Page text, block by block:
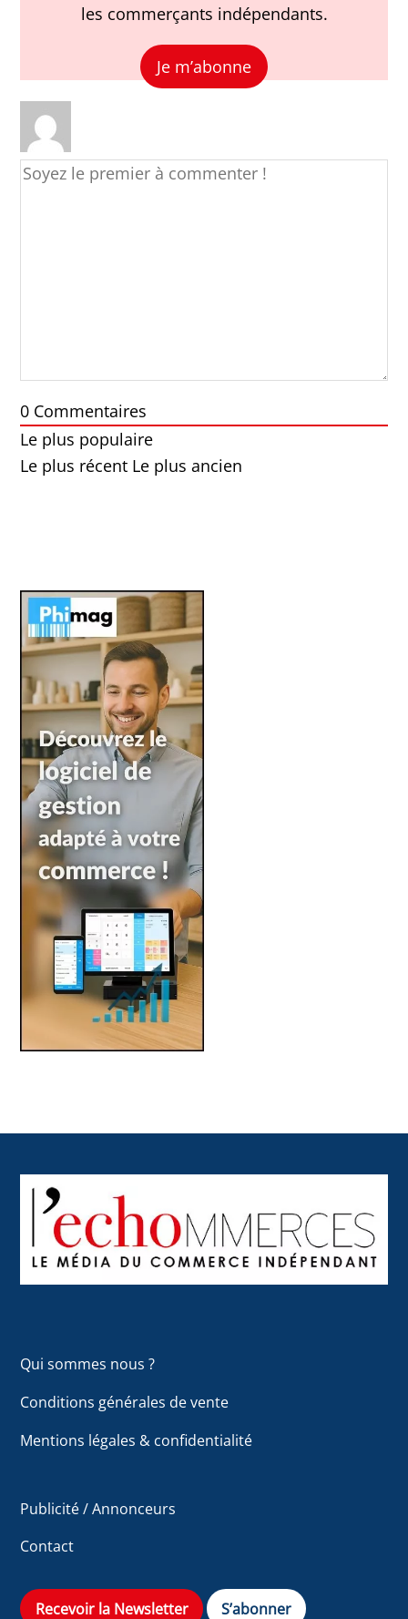
les commerçants indépendants.
Je m’abonne
0 Commentaires
Le plus populaire
Le plus récent Le plus ancien
To
Top
Qui sommes nous ?
Conditions générales de vente
Mentions légales & confidentialité
Publicité / Annonceurs
Contact
Recevoir la Newsletter S’abonner